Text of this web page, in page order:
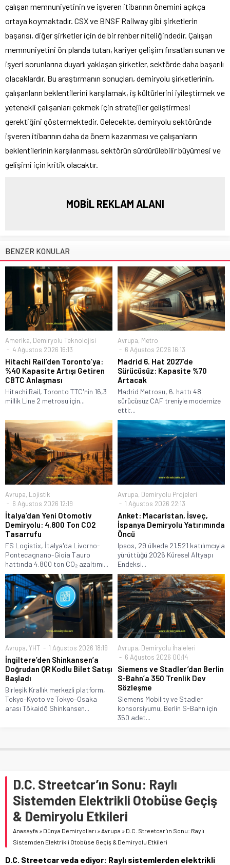
çalışan memnuniyetinin ve işveren itibarının önemini açıkça
ortaya koymaktadır. CSX ve BNSF Railway gibi şirketlerin
başarısı, diğer şirketler için de bir rehber niteliğindedir. Çalışan
memnuniyetini ön planda tutan, kariyer gelişim fırsatları sunan ve
işyeri sorunlarına duyarlı yaklaşan şirketler, sektörde daha başarılı
olacaklardır. Bu araştırmanın sonuçları, demiryolu şirketlerinin,
çalışanların beklentilerini karşılamak, iş kültürlerini iyileştirmek ve
yetenekli çalışanları çekmek için stratejiler geliştirmesi
gerektiğini göstermektedir. Gelecekte, demiryolu sektöründe
işveren itibarının daha da önem kazanması ve çalışanların
beklentilerinin karşılanması, sektörün sürdürülebilir büyümesi ve
gelişimi için kritik olacaktır.
MOBİL REKLAM ALANI
BENZER KONULAR
Amerika, Demiryolu Teknolojisi
4 Ağustos 2026 16:13
Hitachi Rail’den Toronto’ya:
%40 Kapasite Artışı Getiren
CBTC Anlaşması
Hitachi Rail, Toronto TTC'nin 16,3
millik Line 2 metrosu için...
Avrupa, Metro
6 Ağustos 2026 16:13
Madrid 6. Hat 2027’de
Sürücüsüz: Kapasite %70
Artacak
Madrid Metrosu, 6. hattı 48
sürücüsüz CAF treniyle modernize
etti;...
Avrupa, Lojistik
6 Ağustos 2026 12:19
İtalya’dan Yeni Otomotiv
Demiryolu: 4.800 Ton CO2
Tasarrufu
FS Logistix, İtalya'da Livorno-
Pontecagnano-Gioia Tauro
hattında 4.800 ton CO₂ azaltımı...
Avrupa, Demiryolu Projeleri
1 Ağustos 2026 22:13
Anket: Macaristan, İsveç,
İspanya Demiryolu Yatırımında
Öncü
Ipsos, 29 ülkede 21.521 katılımcıyla
yürüttüğü 2026 Küresel Altyapı
Endeksi...
Avrupa, YHT 1 Ağustos 2026 18:19
İngiltere’den Shinkansen’a
Doğrudan QR Kodlu Bilet Satışı
Başladı
Birleşik Krallık merkezli platform,
Tokyo–Kyoto ve Tokyo–Osaka
arası Tōkaidō Shinkansen...
Avrupa, Demiryolu İhaleleri
6 Ağustos 2026 00:14
Siemens ve Stadler’dan Berlin
S-Bahn’a 350 Trenlik Dev
Sözleşme
Siemens Mobility ve Stadler
konsorsiyumu, Berlin S-Bahn için
350 adet...
D.C. Streetcar’ın Sonu: Raylı
Sistemden Elektrikli Otobüse Geçiş
& Demiryolu Etkileri
Anasayfa » Dünya Demiryolları »Avrupa » D.C. Streetcar’ın Sonu: Raylı
Sistemden Elektrikli Otobüse Geçiş & Demiryolu Etkileri
D.C. Streetcar veda ediyor: Raylı sistemlerden elektrikli